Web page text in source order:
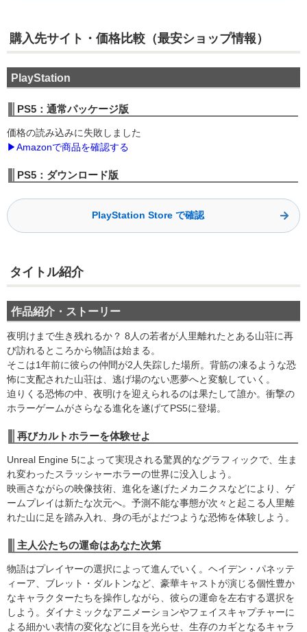
購入先サイト・価格比較（最安ショップ情報）
PlayStation
PS5：通常パッケージ版
価格の読み込みに失敗しました
▶Amazonで商品を確認する
PS5：ダウンロード版
PlayStation Store で確認
タイトル紹介
作品紹介・ストーリー
夜明けまで生き残れるか？ 8人の若者が人里離れたとある山荘に再
び訪れるところから物語は始まる。
そこは1年前に彼らの仲間が2人失踪した場所。背筋の凍るような恐
怖に支配された山荘は、逃げ場のない悪夢へと変貌していく。
迫りくる恐怖の中、夜明けを迎えられるのは果たして誰か。衝撃の
ホラーゲームがさらなる進化を遂げてPS5に登場。
再びカルトホラーを体験せよ
Unreal Engine 5によって実現される驚異的なグラフィックで、生ま
れ変わったスラッシャーホラーの世界に没入しよう。
映画さながらの映像技術、進化を遂げたメカニクスなどにより、ゲ
ームプレイは新たな次元へ。予測不能な事態が次々と起こる人里離
れた山に足を踏み入れ、身の毛がよだつような恐怖を体験しよう。
主人公たちの運命はあなた次第
物語はプレイヤーの選択によって進んでいく。ヘイデン・パネッテ
ィーア、ブレット・ダルトンなど、豪華キャストが演じる個性豊か
なキャラクターたちを操作しながら、彼らの運命を左右する選択を
しよう。ダイナミックなアニメーションやフェイスキャプチャーに
よる細かい表情の変化などに目を光らせ、生存のカギとなるキャラ